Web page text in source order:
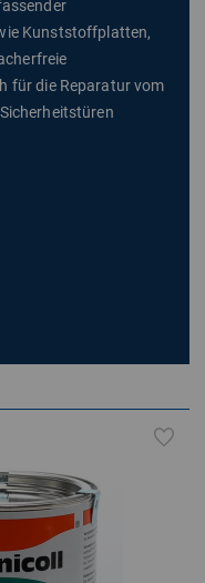
Kunststoffplatten,
für die Reparatur vom